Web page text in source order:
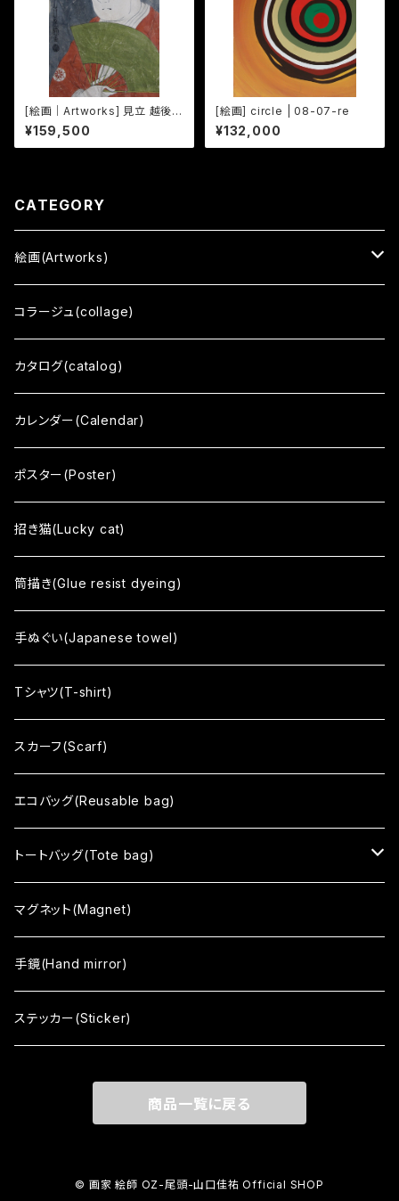
[絵画｜Artworks] 見立 越後佐
藤佐平治翁乃図
¥159,500
[絵画] circle | 08-07-re
¥132,000
CATEGORY
絵画(Artworks)
三十三応現身波図 -明日への精神-
擬音態画伝
ひとうみ
いはれてみれば
響 - reverberation -
間 - HAZAMA -
circle
Soso
Sharekoube
no mean
まちむすめ
tone
color
vino
コラージュ(collage)
カタログ(catalog)
カレンダー(Calendar)
ポスター(Poster)
招き猫(Lucky cat)
筒描き(Glue resist dyeing)
手ぬぐい(Japanese towel)
Tシャツ(T-shirt)
スカーフ(Scarf)
エコバッグ(Reusable bag)
トートバッグ(Tote bag)
black
white
まちむすめ
マグネット(Magnet)
手鏡(Hand mirror)
ステッカー(Sticker)
商品一覧に戻る
© 画家 絵師 OZ-尾頭-山口佳祐 Official SHOP